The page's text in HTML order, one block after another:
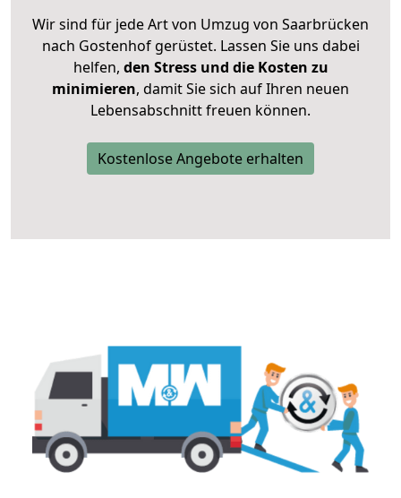
Wir sind für jede Art von Umzug von Saarbrücken
nach Gostenhof gerüstet. Lassen Sie uns dabei
helfen, den Stress und die Kosten zu
minimieren, damit Sie sich auf Ihren neuen
Lebensabschnitt freuen können.
Kostenlose Angebote erhalten